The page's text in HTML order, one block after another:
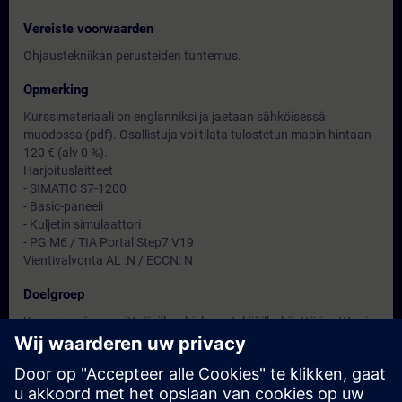
Vereiste voorwaarden
Ohjaustekniikan perusteiden tuntemus.
Opmerking
Kurssimateriaali on englanniksi ja jaetaan sähköisessä
muodossa (pdf). Osallistuja voi tilata tulostetun mapin hintaan
120 € (alv 0 %).
Harjoituslaitteet
- SIMATIC S7-1200
- Basic-paneeli
- Kuljetin simulaattori
- PG M6 / TIA Portal Step7 V19
Vientivalvonta AL :N / ECCN: N
Doelgroep
Kurssi sopii suunnittelijoille, ohjelman tekijöille, käyttöönottto- ja
kunnossapitohenkilöille.